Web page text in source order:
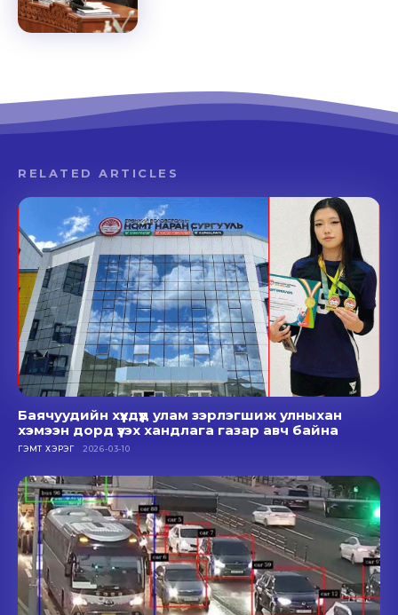
RELATED ARTICLES
Баячуудийн хүүхдүүд улам зэрлэгшиж улныхан
хэмээн дорд үзэх хандлага газар авч байна
ГЭМТ ХЭРЭГ 2026-03-10